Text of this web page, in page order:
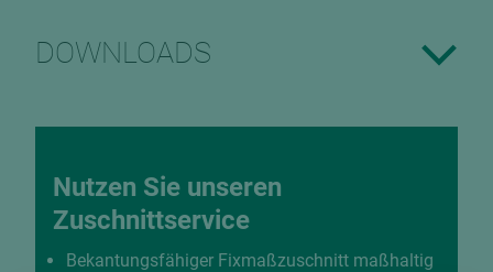
DOWNLOADS
Nutzen Sie unseren
Zuschnittservice
Bekantungsfähiger Fixmaßzuschnitt maßhaltig